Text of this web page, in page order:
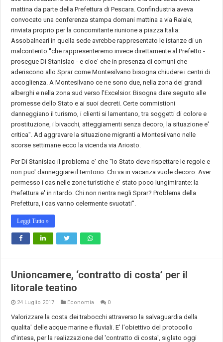
mattina da parte della Prefettura di Pescara. Confindustria aveva
convocato una conferenza stampa domani mattina a via Raiale,
rinviata proprio per la concomitante riunione a piazza Italia:
Assobalneari in quella sede avrebbe rappresentato le istanze di un
malcontento ''che rappresenteremo invece direttamente al Prefetto -
prosegue Di Stanislao - e cioe' che in presenza di comuni che
aderiscono allo Sprar come Montesilvano bisogna chiudere i centri di
accoglienza. A Montesilvano ce ne sono due, nella zona dei grandi
alberghi e nella zona sud verso l'Excelsior. Bisogna dare seguito alle
promesse dello Stato e ai suoi decreti. Certe commistioni
danneggiano il turismo, i clienti si lamentano, tra soggetti di colore e
prostituzione, i bivacchi, atteggiamenti senza decoro, la situazione e'
critica''. Ad aggravare la situazione migranti a Montesilvano nelle
scorse settimane ecco la vicenda via Ariosto.
Per Di Stanislao il problema e' che ''lo Stato deve rispettare le regole e
non puo' danneggiare il territorio. Chi va in vacanza vuole decoro. Aver
permesso i cas nelle zone turistiche e' stato poco lungimirante: la
Prefettura e' in ritardo. Chi non rientra negli Sprar? Problema della
Prefettura, i cas vanno celermente svuotati''.
Leggi Tutto »
Unioncamere, ‘contratto di costa’ per il
litorale teatino
24 Luglio 2017 Economia 0
Valorizzare la costa dei trabocchi attraverso la salvaguardia della
qualita' delle acque marine e fluviali. E' l'obiettivo del protocollo
d'intesa, per la realizzazione del 'contratto di costa', siglato oggi